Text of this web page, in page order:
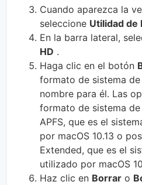
Cuando aparezca la
seleccione Utilidad de
En la barra lateral,
HD .
Haga clic en el botón
formato de sistema
nombre para él. Las
formato de sistema
APFS, que es el
por macOS 10.13 o
Extended, que es el
utilizado por macOS
Haz clic en Borrar o